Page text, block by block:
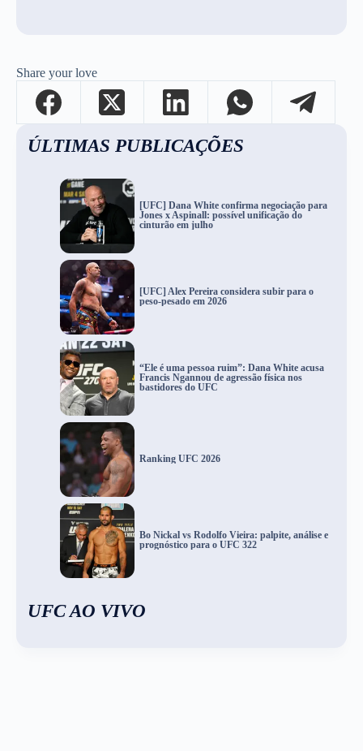
Share your love
ÚLTIMAS PUBLICAÇÕES
[UFC] Dana White confirma negociação para
Jones x Aspinall: possível unificação do
cinturão em julho
[UFC] Alex Pereira considera subir para o
peso-pesado em 2026
“Ele é uma pessoa ruim”: Dana White acusa
Francis Ngannou de agressão física nos
bastidores do UFC
Ranking UFC 2026
Bo Nickal vs Rodolfo Vieira: palpite, análise e
prognóstico para o UFC 322
UFC AO VIVO